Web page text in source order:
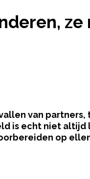
van partners,
is echt niet altijd
op